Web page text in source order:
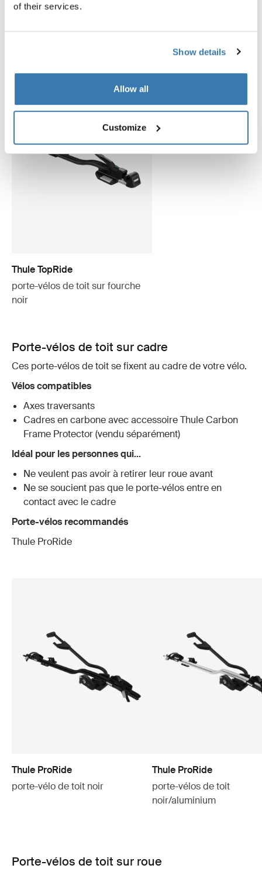
of their services.
Show details
Allow all
Customize
Thule TopRide
porte-vélos de toit sur fourche
noir
Porte-vélos de toit sur cadre
Ces porte-vélos de toit se fixent au cadre de votre vélo.
Vélos compatibles
Axes traversants
Cadres en carbone avec accessoire Thule Carbon
Frame Protector (vendu séparément)
Idéal pour les personnes qui...
Ne veulent pas avoir à retirer leur roue avant
Ne se soucient pas que le porte-vélos entre en
contact avec le cadre
Porte-vélos recommandés
Thule ProRide
Thule ProRide
porte-vélo de toit noir
Thule ProRide
porte-vélos de toit
noir/aluminium
Porte-vélos de toit sur roue